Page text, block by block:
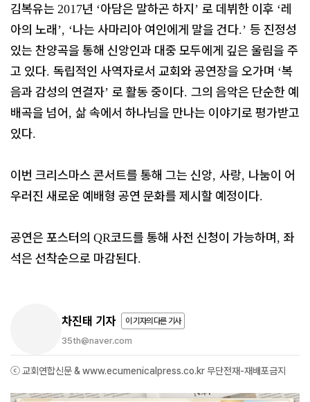
김복유는 2017년 ‘아담은 말하곤 하지’ 로 데뷔한 이후 ‘레
아의 노래’, ‘나는 사마리아 여인에게 말을 건다.’ 등 진정성
있는 찬양곡을 통해 신앙인과 대중 모두에게 깊은 울림을 주
고 있다. 독립적인 사역자로서 교회와 공연장을 오가며 ‘복
음과 감성의 연결자’ 로 활동 중이다. 그의 음악은 단순한 예
배곡을 넘어, 삶 속에서 하나님을 만나는 이야기로 평가받고
있다.
이번 크리스마스 콘서트를 통해 그는 신앙, 사랑, 나눔이 어
우러진 새로운 예배형 공연 문화를 제시할 예정이다.
공연은 포스터의 QR코드를 통해 사전 신청이 가능하며, 좌
석은 선착순으로 마감된다.
차진태 기자 이 기자의 다른 기사
35th@naver.com
ⓒ 교회연합신문 & www.ecumenicalpress.co.kr 무단전재-재배포금지